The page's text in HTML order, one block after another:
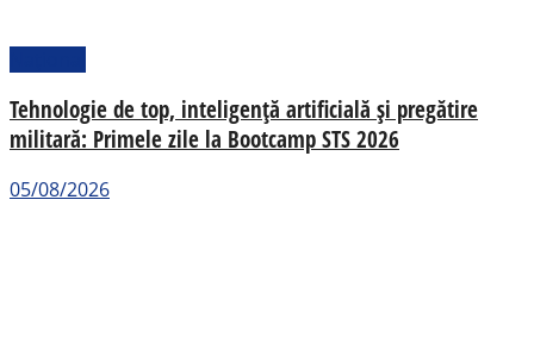
Tehnologie de top, inteligență artificială și pregătire
militară: Primele zile la Bootcamp STS 2026
05/08/2026